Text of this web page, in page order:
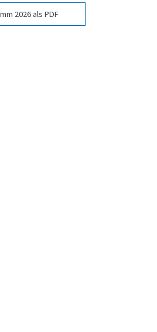
2026 als PDF­